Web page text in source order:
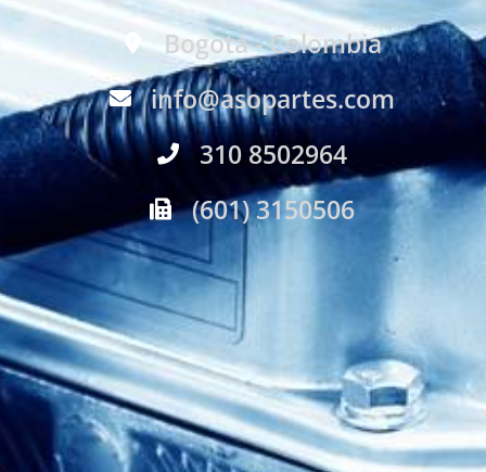
Bogotá - Colombia
info@asopartes.com
310 8502964
(601) 3150506